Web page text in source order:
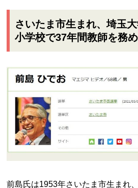
さいたま市生まれ、埼玉
小学校で37年間教師を務
前島氏は1953年さいたま市生まれ